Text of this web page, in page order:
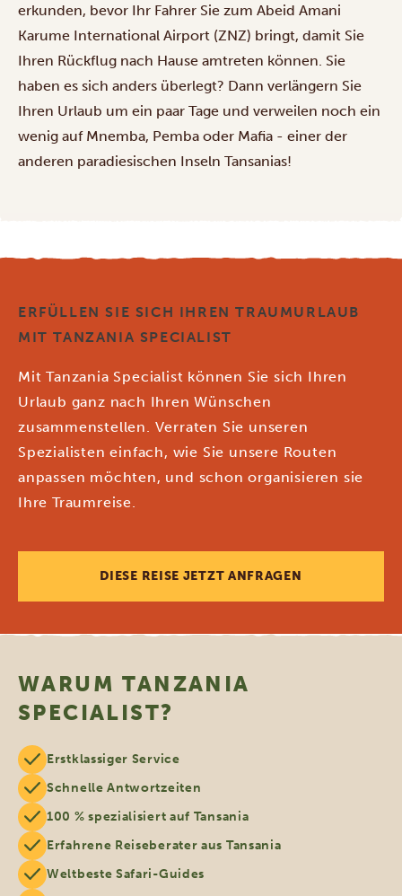
erkunden, bevor Ihr Fahrer Sie zum Abeid Amani
Karume International Airport (ZNZ) bringt, damit Sie
Ihren Rückflug nach Hause amtreten können. Sie
haben es sich anders überlegt? Dann verlängern Sie
Ihren Urlaub um ein paar Tage und verweilen noch ein
wenig auf Mnemba, Pemba oder Mafia - einer der
anderen paradiesischen Inseln Tansanias!
ERFÜLLEN SIE SICH IHREN TRAUMURLAUB
MIT TANZANIA SPECIALIST
Mit Tanzania Specialist können Sie sich Ihren
Urlaub ganz nach Ihren Wünschen
zusammenstellen. Verraten Sie unseren
Spezialisten einfach, wie Sie unsere Routen
anpassen möchten, und schon organisieren sie
Ihre Traumreise.
DIESE REISE JETZT ANFRAGEN
WARUM TANZANIA
SPECIALIST?
Erstklassiger Service
Schnelle Antwortzeiten
100 % spezialisiert auf Tansania
Erfahrene Reiseberater aus Tansania
Weltbeste Safari-Guides